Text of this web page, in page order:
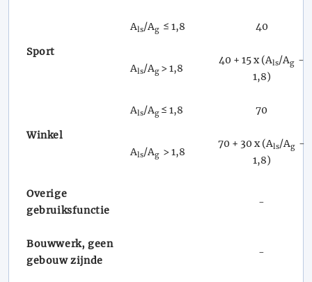
Sport
Als/Ag≤ 1,8 40
Als/Ag> 1,8
40 + 15 x (Als/Ag-
1,8)
Winkel
Als/Ag≤ 1,8 70
Als/Ag> 1,8
70 + 30 x (Als/Ag-
1,8)
Overige
gebruiksfunctie
-
Bouwwerk, geen
gebouw zijnde
-